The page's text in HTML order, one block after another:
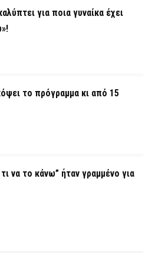
για ποια γυναίκα έχει
το πρόγραμμα κι από 15
να το κάνω” ήταν γραμμένο για